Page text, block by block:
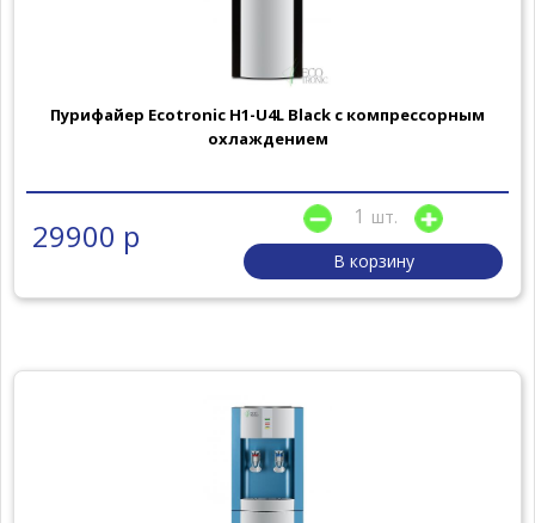
Пурифайер Ecotronic H1-U4L Black с компрессорным
охлаждением
29900 р
шт.
В корзину